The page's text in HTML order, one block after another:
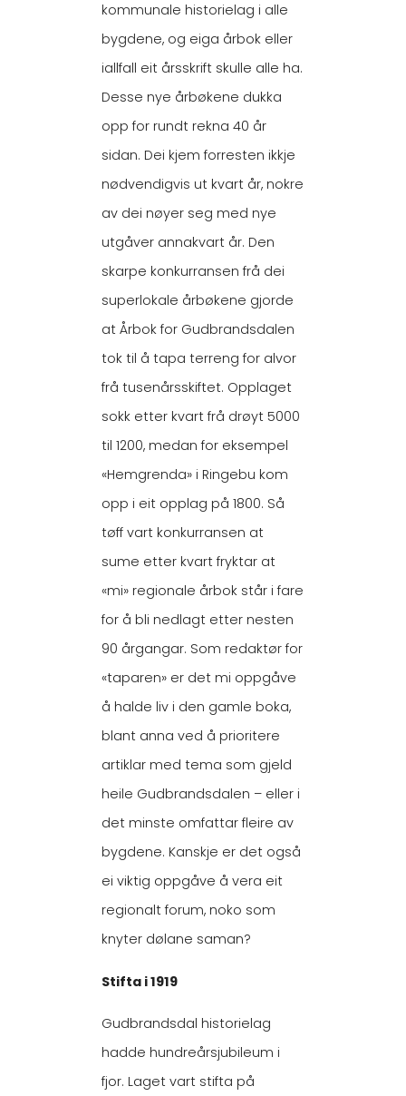
kommunale historielag i alle
bygdene, og eiga årbok eller
iallfall eit årsskrift skulle alle ha.
Desse nye årbøkene dukka
opp for rundt rekna 40 år
sidan. Dei kjem forresten ikkje
nødvendigvis ut kvart år, nokre
av dei nøyer seg med nye
utgåver annakvart år. Den
skarpe konkurransen frå dei
superlokale årbøkene gjorde
at Årbok for Gudbrandsdalen
tok til å tapa terreng for alvor
frå tusenårsskiftet. Opplaget
sokk etter kvart frå drøyt 5000
til 1200, medan for eksempel
«Hemgrenda» i Ringebu kom
opp i eit opplag på 1800. Så
tøff vart konkurransen at
sume etter kvart fryktar at
«mi» regionale årbok står i fare
for å bli nedlagt etter nesten
90 årgangar. Som redaktør for
«taparen» er det mi oppgåve
å halde liv i den gamle boka,
blant anna ved å prioritere
artiklar med tema som gjeld
heile Gudbrandsdalen – eller i
det minste omfattar fleire av
bygdene. Kanskje er det også
ei viktig oppgåve å vera eit
regionalt forum, noko som
knyter dølane saman?
Stifta i 1919
Gudbrandsdal historielag
hadde hundreårsjubileum i
fjor. Laget vart stifta på